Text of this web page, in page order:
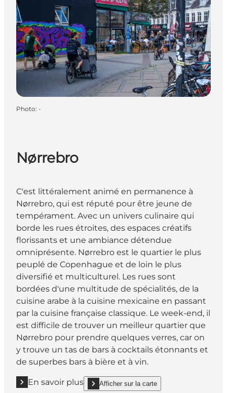
Photo: -
Nørrebro
C'est littéralement animé en permanence à
Nørrebro, qui est réputé pour être jeune de
tempérament. Avec un univers culinaire qui
borde les rues étroites, des espaces créatifs
florissants et une ambiance détendue
omniprésente. Nørrebro est le quartier le plus
peuplé de Copenhague et de loin le plus
diversifié et multiculturel. Les rues sont
bordées d'une multitude de spécialités, de la
cuisine arabe à la cuisine mexicaine en passant
par la cuisine française classique. Le week-end, il
est difficile de trouver un meilleur quartier que
Nørrebro pour prendre quelques verres, car on
y trouve un tas de bars à cocktails étonnants et
de superbes bars à bière et à vin.
En savoir plus
En savoir plus "Nørrebro"Afficher sur la carte
show Nørrebro on_map